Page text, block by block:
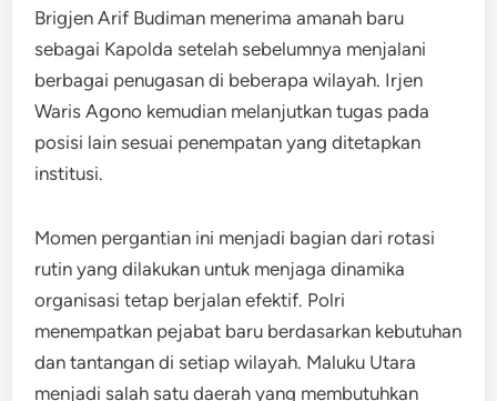
Brigjen Arif Budiman menerima amanah baru
sebagai Kapolda setelah sebelumnya menjalani
berbagai penugasan di beberapa wilayah. Irjen
Waris Agono kemudian melanjutkan tugas pada
posisi lain sesuai penempatan yang ditetapkan
institusi.
Momen pergantian ini menjadi bagian dari rotasi
rutin yang dilakukan untuk menjaga dinamika
organisasi tetap berjalan efektif. Polri
menempatkan pejabat baru berdasarkan kebutuhan
dan tantangan di setiap wilayah. Maluku Utara
menjadi salah satu daerah yang membutuhkan